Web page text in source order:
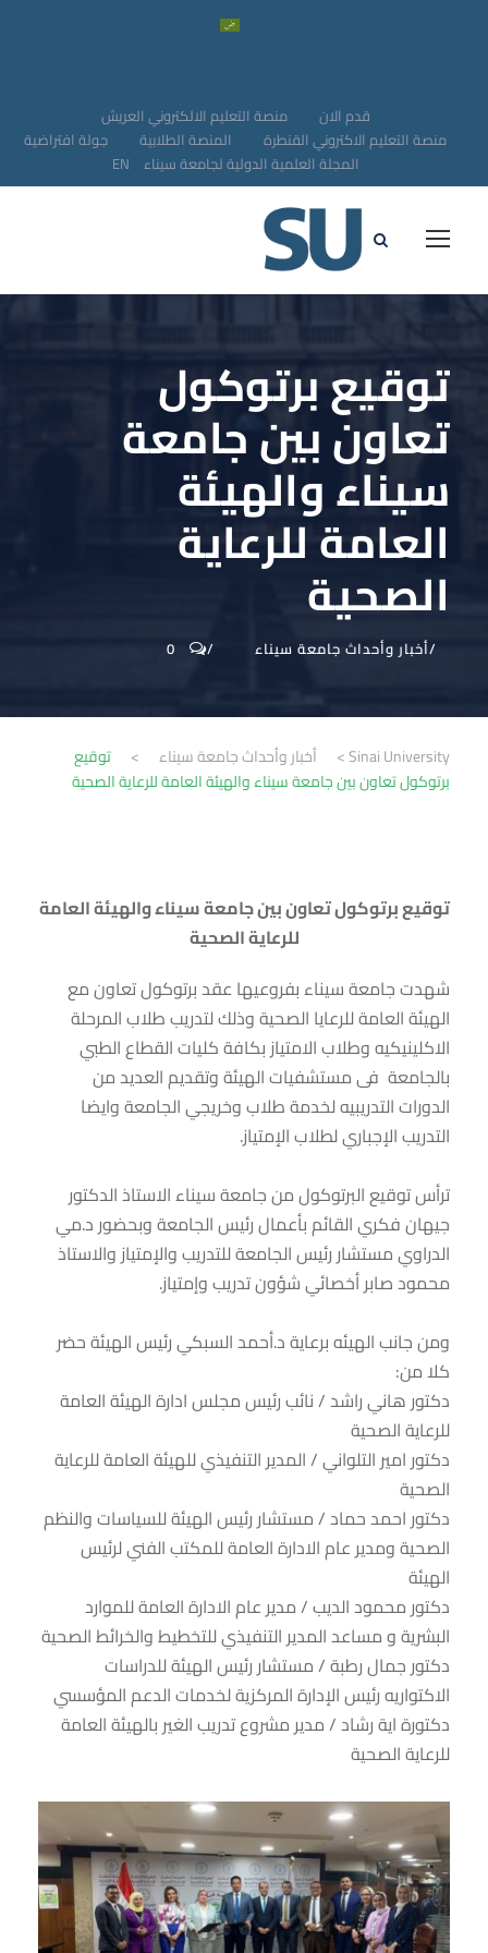
قدم الان
منصة التعليم الالكتروني العريش
منصة التعليم الاكتروني القنطرة
المنصة الطلابية
جولة افتراضية
المجلة العلمية الدولية لجامعة سيناء EN
توقيع برتوكول
تعاون بين جامعة
سيناء والهيئة
العامة للرعاية
الصحية
أخبار وأحداث جامعة سيناء 0
Sinai University
> أخبار وأحداث جامعة سيناء >
توقيع
برتوكول تعاون بين جامعة سيناء والهيئة العامة للرعاية الصحية
توقيع برتوكول تعاون بين جامعة سيناء والهيئة العامة
للرعاية الصحية
شهدت جامعة سيناء بفروعيها عقد برتوكول تعاون مع
الهيئة العامة للرعايا الصحية وذلك لتدريب طلاب المرحلة
الاكلينيكيه وطلاب الامتياز بكافة كليات القطاع الطبي
بالجامعة فى مستشفيات الهيئة وتقديم العديد من
الدورات التدريبيه لخدمة طلاب وخريجي الجامعة وايضا
التدريب الإجباري لطلاب الإمتياز.
ترأس توقيع البرتوكول من جامعة سيناء الاستاذ الدكتور
جيهان فكري القائم بأعمال رئيس الجامعة وبحضور د.مي
الدراوي مستشار رئيس الجامعة للتدريب والإمتياز والاستاذ
محمود صابر أخصائي شؤون تدريب وإمتياز.
ومن جانب الهيئه برعاية د.أحمد السبكي رئيس الهيئة حضر
كلا من:
دكتور هاني راشد / نائب رئيس مجلس ادارة الهيئة العامة
للرعاية الصحية
دكتور امير التلواني / المدير التنفيذي للهيئة العامة للرعاية
الصحية
دكتور احمد حماد / مستشار رئيس الهيئة للسياسات والنظم
الصحية ومدير عام الادارة العامة للمكتب الفني لرئيس
الهيئة
دكتور محمود الديب / مدير عام الادارة العامة للموارد
البشرية و مساعد المدير التنفيذي للتخطيط والخرائط الصحية
دكتور جمال رطبة / مستشار رئيس الهيئة للدراسات
الاكتواريه رئيس الإدارة المركزية لخدمات الدعم المؤسسي
دكتورة اية رشاد / مدير مشروع تدريب الغير بالهيئة العامة
للرعاية الصحية